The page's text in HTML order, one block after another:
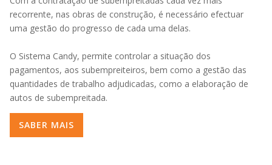
recorrente, nas obras de construção, é necessário efectuar
uma gestão do progresso de cada uma delas.
O Sistema Candy, permite controlar a situação dos
pagamentos, aos subempreiteiros, bem como a gestão das
quantidades de trabalho adjudicadas, como a elaboração de
autos de subempreitada.
SABER MAIS